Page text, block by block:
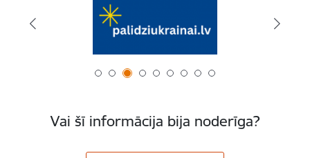
Vai šī informācija bija noderīga?